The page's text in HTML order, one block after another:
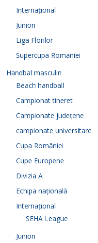
Internațional
Juniori
Liga Florilor
Supercupa Romaniei
Handbal masculin
Beach handball
Campionat tineret
Campionate județene
campionate universitare
Cupa României
Cupe Europene
Divizia A
Echipa națională
Internațional
SEHA League
Juniori